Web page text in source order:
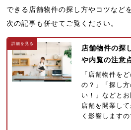
できる店舗物件の探し方やコツなど
次の記事も併せてご覧ください。
店舗物件の探
や内覧の注意
「店舗物件を
の？」「探し
い！」などと
店舗を開業し
く影響します